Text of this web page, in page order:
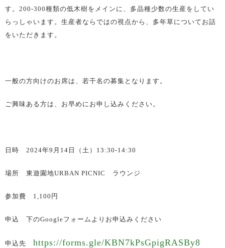
す。200-300種類の低木樹をメインに、多品種少数の生産をしてい
らっしゃいます。生産者ならではの視点から、多年草についてお話
をいただきます。
一般の方向けのお席は、若干名の募集となります。
ご興味ある方は、お早めにお申し込みください。
日時 2024年9月14日（土）13:30-14:30
場所 東遊園地URBAN PICNIC ラウンジ
参加費 1,100円
申込 下のGoogleフォームよりお申込みください
申込先 https://forms.gle/KBN7kPsGpigRASBy8